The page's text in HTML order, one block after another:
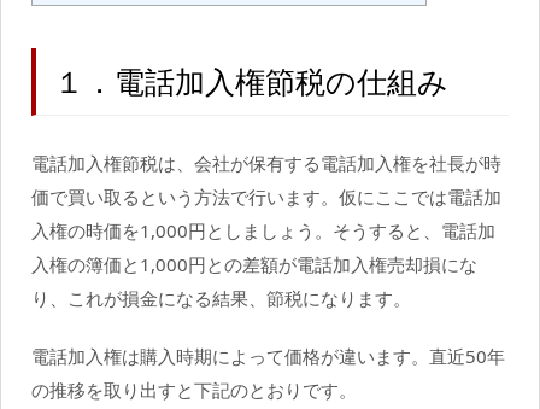
１．電話加入権節税の仕組み
電話加入権節税は、会社が保有する電話加入権を社長が時
価で買い取るという方法で行います。仮にここでは電話加
入権の時価を1,000円としましょう。そうすると、電話加
入権の簿価と1,000円との差額が電話加入権売却損にな
り、これが損金になる結果、節税になります。
電話加入権は購入時期によって価格が違います。直近50年
の推移を取り出すと下記のとおりです。